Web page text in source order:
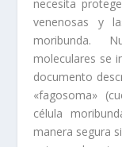
necesita
venenosas y
moribunda.
moleculares se
documento
«fagosoma»
célula
manera segura